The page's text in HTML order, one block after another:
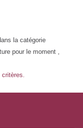
la catégorie
pour le moment ,